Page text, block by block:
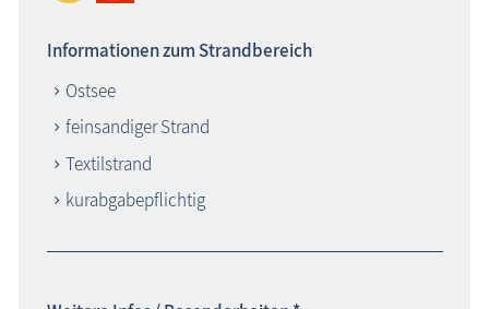
Informationen zum Strandbereich
Ostsee
feinsandiger Strand
Textilstrand
kurabgabepflichtig